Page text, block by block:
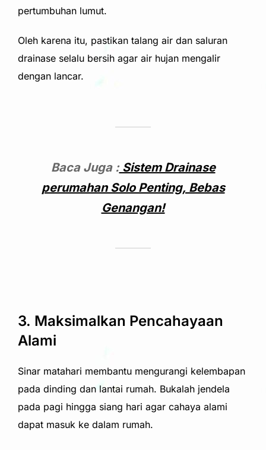
pertumbuhan lumut.
Oleh karena itu, pastikan talang air dan saluran
drainase selalu bersih agar air hujan mengalir
dengan lancar.
Baca Juga :Sistem Drainase
perumahan Solo Penting, Bebas
Genangan!
3. Maksimalkan Pencahayaan
Alami
Sinar matahari membantu mengurangi kelembapan
pada dinding dan lantai rumah. Bukalah jendela
pada pagi hingga siang hari agar cahaya alami
dapat masuk ke dalam rumah.